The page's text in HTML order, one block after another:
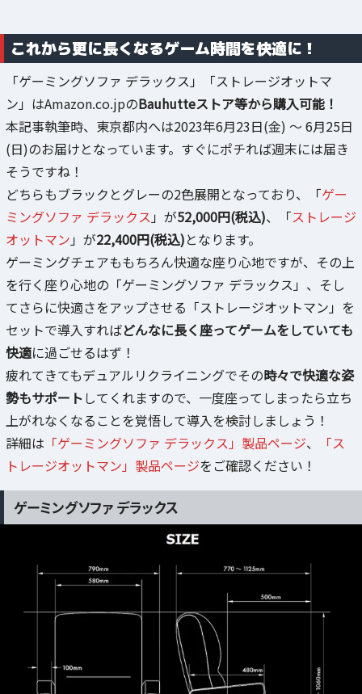
これから更に長くなるゲーム時間を快適に！
「ゲーミングソファ デラックス」「ストレージオットマ
ン」はAmazon.co.jpのBauhutteストア等から購入可能！
本記事執筆時、東京都内へは2023年6月23日(金) ～ 6月25日
(日)のお届けとなっています。すぐにポチれば週末には届き
そうですね！
どちらもブラックとグレーの2色展開となっており、「ゲー
ミングソファ デラックス 」が52,000円(税込)、「ストレージ
オットマン 」が22,400円(税込)となります。
ゲーミングチェアももちろん快適な座り心地ですが、その上
を行く座り心地の「ゲーミングソファ デラックス」、そし
てさらに快適さをアップさせる「ストレージオットマン」を
セットで導入すればどんなに長く座ってゲームをしていても
快適に過ごせるはず！
疲れてきてもデュアルリクライニングでその時々で快適な姿
勢もサポートしてくれますので、一度座ってしまったら立ち
上がれなくなることを覚悟して導入を検討しましょう！
詳細は 「ゲーミングソファ デラックス」製品ページ、
「ス
トレージオットマン」製品ページをご確認ください！
ゲーミングソファ デラックス